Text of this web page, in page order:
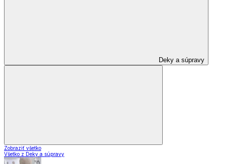
Deky a súpravy
Zobraziť všetko
Všetko z Deky a súpravy